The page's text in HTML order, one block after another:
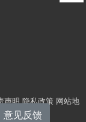
声明 隐私政策 网站地
意见反馈